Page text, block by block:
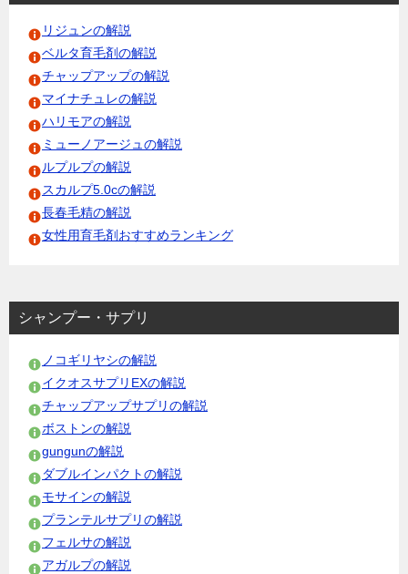
リジュンの解説
ベルタ育毛剤の解説
チャップアップの解説
マイナチュレの解説
ハリモアの解説
ミューノアージュの解説
ルプルプの解説
スカルプ5.0cの解説
長春毛精の解説
女性用育毛剤おすすめランキング
シャンプー・サプリ
ノコギリヤシの解説
イクオスサプリEXの解説
チャップアップサプリの解説
ボストンの解説
gungunの解説
ダブルインパクトの解説
モサインの解説
プランテルサプリの解説
フェルサの解説
アガルプの解説